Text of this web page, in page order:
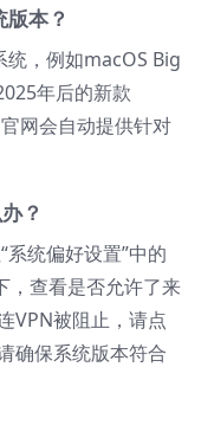
本？
统，例如macOS Big
年后的新款
网会自动提供针对
？
统偏好设置”中的
，查看是否允许了来
VPN被阻止，请点
确保系统版本符合